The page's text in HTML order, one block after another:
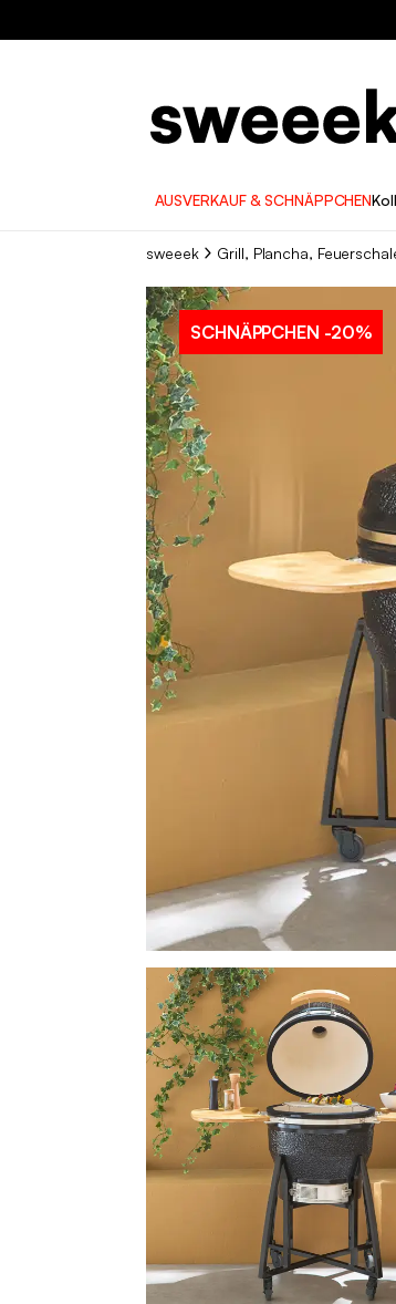
AUSVERKAUF & SCHNÄPPCHEN
sweeek Grill, Plancha,
SCHNÄPPCHEN -20%